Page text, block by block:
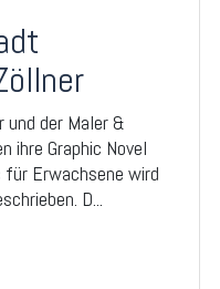
und der Maler &
ihre Graphic Novel
für Erwachsene wird
D...